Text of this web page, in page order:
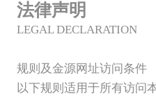
法律声明
LEGAL DECLARATION
规则及金源网址访问条件
以下规则适用于所有访问